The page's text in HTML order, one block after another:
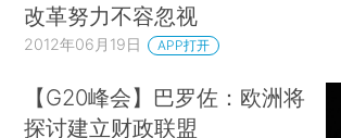
改革努力不容忽视
2012年06月19日 APP打开
【G20峰会】巴罗佐：欧洲将
探讨建立财政联盟